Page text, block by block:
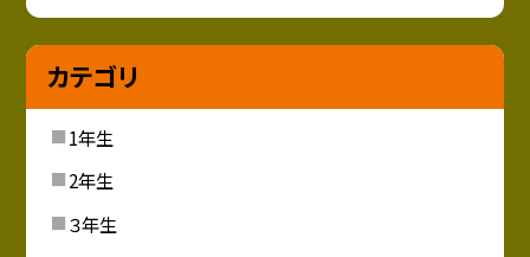
カテゴリ
1年生
2年生
３年生